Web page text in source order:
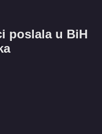
poslala u BiH